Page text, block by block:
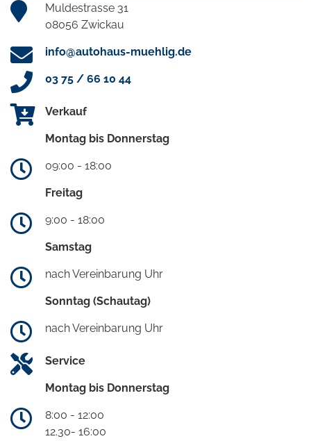
Muldestrasse 31
08056 Zwickau
info@autohaus-muehlig.de
03 75 / 66 10 44
Verkauf
Montag bis Donnerstag
09:00 - 18:00
Freitag
9:00 - 18:00
Samstag
nach Vereinbarung Uhr
Sonntag (Schautag)
nach Vereinbarung Uhr
Service
Montag bis Donnerstag
8:00 - 12:00
12.30- 16:00